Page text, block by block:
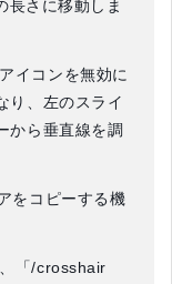
長さに移動しま
イコンを無効に
り、左のスライ
から垂直線を調
をコピーする機
「/crosshair